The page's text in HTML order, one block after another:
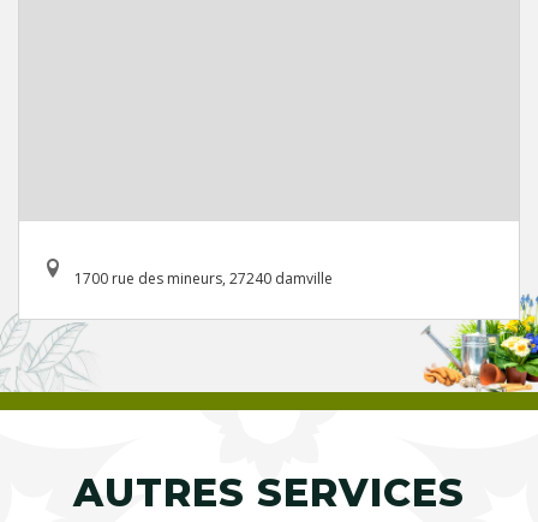
1700 rue des mineurs, 27240 damville
AUTRES SERVICES